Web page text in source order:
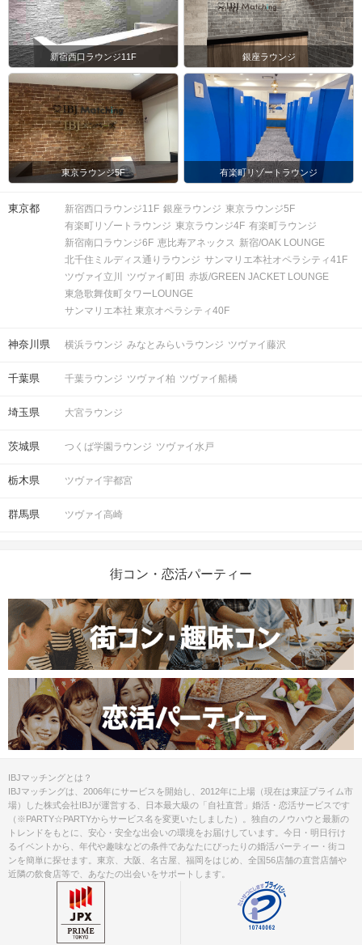
・アルコール/ソフトドリンク飲み放題
・いろいろナッツとドライフルーツ盛合せ
・ハンティング（ハム）with ブラックペッパー
・パプリカ・マッシュルーム リオナソーセージ
・イベリコ豚のリエットをバケットにのせて
・レアチーズケーキ
レインボーブリッジや青海コンテナ埠頭など、
まるで映画のワンシーンのような絶景を一望できます！
デッキでは心地よい海風を感じながら
空気がすんでいて、​​きらめく海と都心の景色に包まれる
“この季節だけの特別な出会い”をお届け♡
STEP6 19:00下船（イベント終了）
約2時間の周遊はあっという間！
気になった方と引き続き2次会もお楽しみ下さいませ。
素敵なご縁がありますように♡
新宿西口ラウンジ11F 銀座ラウンジ
東京ラウンジ5F 有楽町リゾートラウンジ
東京都 新宿西口ラウンジ11F 銀座ラウンジ 東京ラウンジ5F
有楽町リゾートラウンジ 東京ラウンジ4F 有楽町ラウンジ
新宿南口ラウンジ6F 恵比寿アネックス 新宿/OAK LOUNGE
北千住ミルディス通りラウンジ サンマリエ本社オペラシティ41F
ツヴァイ立川
ツヴァイ町田 赤坂/GREEN JACKET LOUNGE
東急歌舞伎町タワーLOUNGE
サンマリエ本社 東京オペラシティ40F
神奈川県 横浜ラウンジ みなとみらいラウンジ ツヴァイ藤沢
千葉県 千葉ラウンジ ツヴァイ柏 ツヴァイ船橋
埼玉県 大宮ラウンジ
茨城県 つくば学園ラウンジ ツヴァイ水戸
栃木県 ツヴァイ宇都宮
群馬県 ツヴァイ高崎
街コン・恋活パーティー
IBJマッチングとは？
IBJマッチングは、2006年にサービスを開始し、2012年に上場（現在は東証プライム市
場）した株式会社IBJが運営する、日本最大級の「自社直営」婚活・恋活サービスです
（※PARTY☆PARTYからサービス名を変更いたしました）。独自のノウハウと最新の
トレンドをもとに、安心・安全な出会いの環境をお届けしています。今日・明日行け
るイベントから、年代や趣味などの条件であなたにぴったりの婚活パーティー・街コ
ンを簡単に探せます。東京、大阪、名古屋、福岡をはじめ、全国56店舗の直営店舗や
近隣の飲食店等で、あなたの出会いをサポートします。